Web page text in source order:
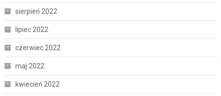
sierpień 2022
lipiec 2022
czerwiec 2022
maj 2022
kwiecień 2022